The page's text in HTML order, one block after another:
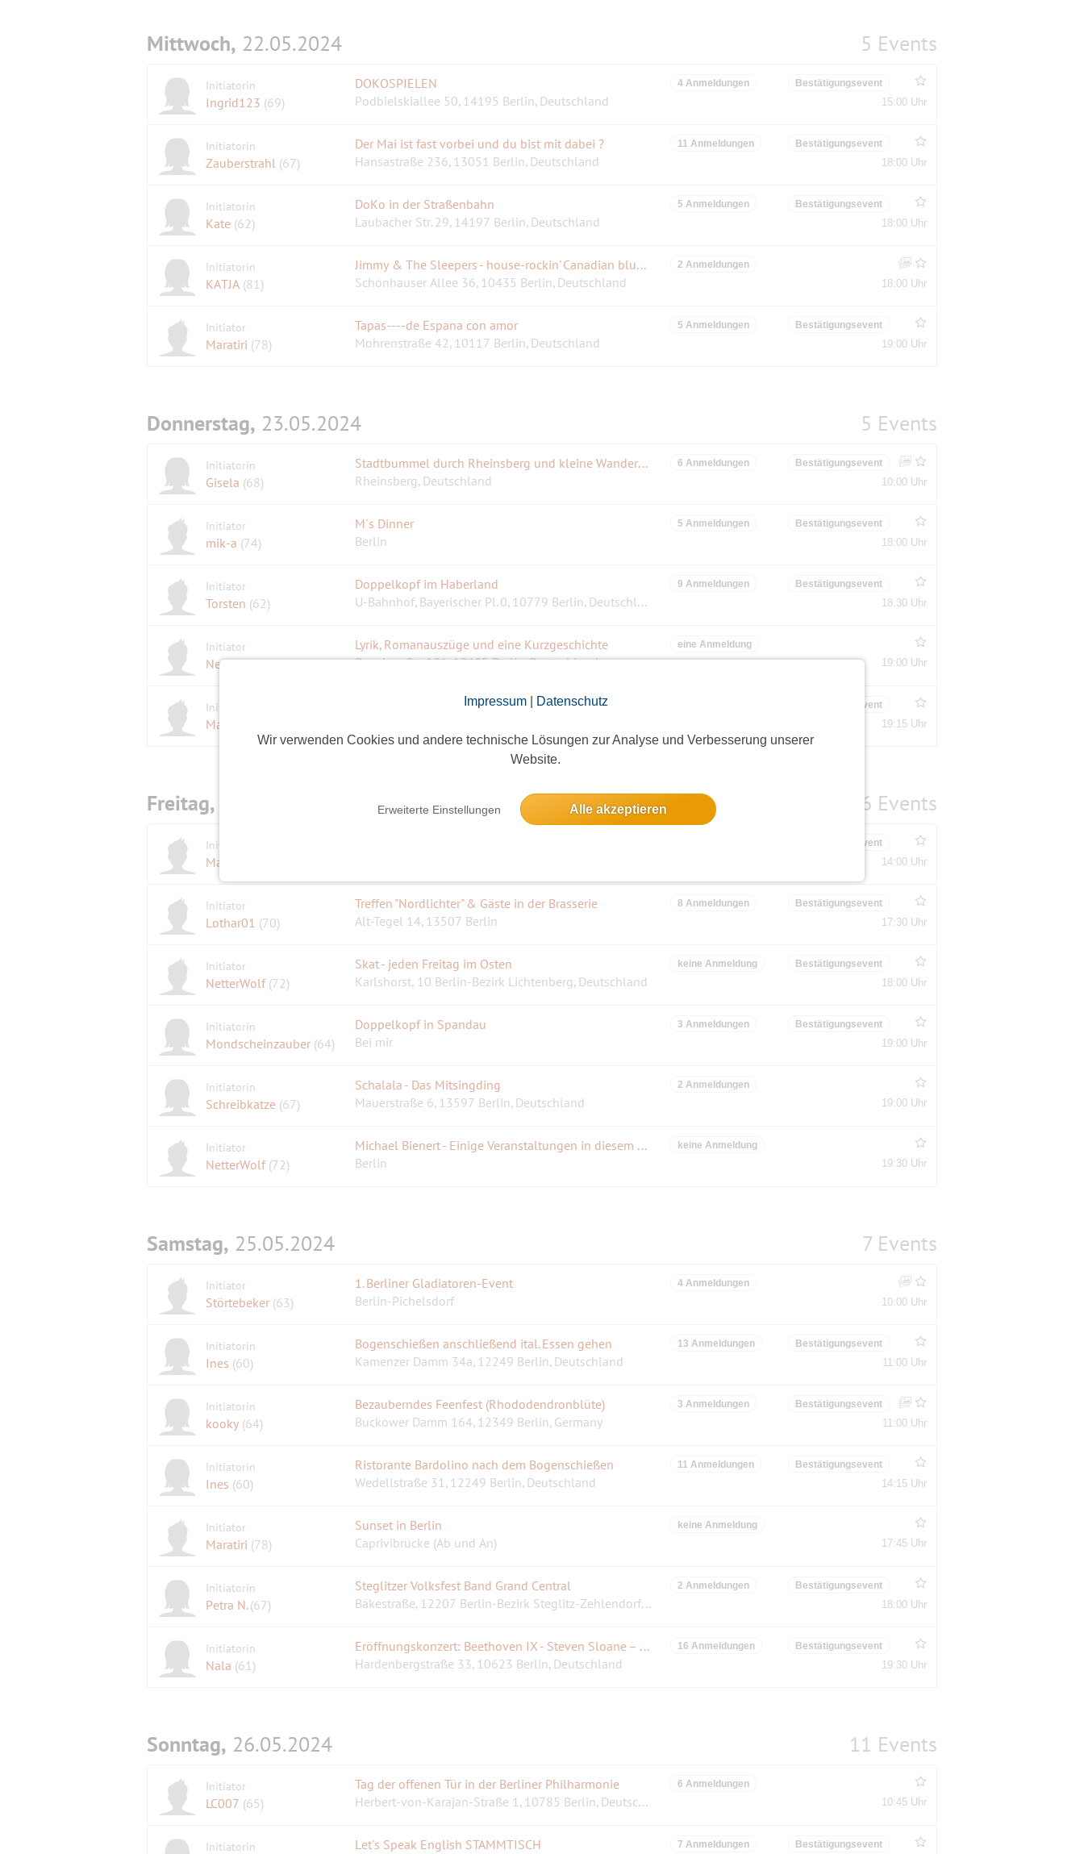
Impressum| Datenschutz
Wir verwenden Cookies und andere technische Lösungen zur Analyse und Verbesserung unserer
Website.
Erweiterte Einstellungen Alle akzeptieren
Mittwoch, 22.05.2024 5 Events
Initiatorin
Ingrid123 (69)
DOKOSPIELEN
Podbielskiallee 50, 14195 Berlin, Deutschland
4 Anmeldungen Bestätigungsevent
15:00 Uhr
Initiatorin
Zauberstrahl (67)
Der Mai ist fast vorbei und du bist mit dabei ?
Hansastraße 236, 13051 Berlin, Deutschland
11 Anmeldungen Bestätigungsevent
18:00 Uhr
Initiatorin
Kate (62)
DoKo in der Straßenbahn
Laubacher Str. 29, 14197 Berlin, Deutschland
5 Anmeldungen Bestätigungsevent
18:00 Uhr
Initiatorin
KATJA (81)
Jimmy & The Sleepers - house-rockin' Canadian blues - im SODA Club Biergarten-30 Jahre Speiches R&B
Schönhauser Allee 36, 10435 Berlin, Deutschland
2 Anmeldungen
18:00 Uhr
Initiator
Maratiri (78)
Tapas----de Espana con amor
Mohrenstraße 42, 10117 Berlin, Deutschland
5 Anmeldungen Bestätigungsevent
19:00 Uhr
Donnerstag, 23.05.2024 5 Events
Initiatorin
Gisela (68)
Stadtbummel durch Rheinsberg und kleine Wanderung am See
Rheinsberg, Deutschland
6 Anmeldungen Bestätigungsevent
10:00 Uhr
Initiator
mik-a (74)
M´s Dinner
Berlin
5 Anmeldungen Bestätigungsevent
18:00 Uhr
Initiator
Torsten (62)
Doppelkopf im Haberland
U-Bahnhof, Bayerischer Pl. 0, 10779 Berlin, Deutschland
9 Anmeldungen Bestätigungsevent
18:30 Uhr
Initiator
NetterWolf (72)
Lyrik, Romanauszüge und eine Kurzgeschichte
Danziger Str. 101, 10405 Berlin, Deutschland
eine Anmeldung
19:00 Uhr
Initiator
Maratiri
The Swinging Hermlins
Bestätigungsevent
19:15 Uhr
Freitag, 6 Events
Initiator
Maratiri
Bestätigungsevent
14:00 Uhr
Initiator
Lothar01 (70)
Treffen "Nordlichter" & Gäste in der Brasserie
Alt-Tegel 14, 13507 Berlin
8 Anmeldungen Bestätigungsevent
17:30 Uhr
Initiator
NetterWolf (72)
Skat - jeden Freitag im Osten
Karlshorst, 10 Berlin-Bezirk Lichtenberg, Deutschland
keine Anmeldung Bestätigungsevent
18:00 Uhr
Initiatorin
Mondscheinzauber (64)
Doppelkopf in Spandau
Bei mir
3 Anmeldungen Bestätigungsevent
19:00 Uhr
Initiatorin
Schreibkatze (67)
Schalala - Das Mitsingding
Mauerstraße 6, 13597 Berlin, Deutschland
2 Anmeldungen
19:00 Uhr
Initiator
NetterWolf (72)
Michael Bienert - Einige Veranstaltungen in diesem Sommer
Berlin
keine Anmeldung
19:30 Uhr
Samstag, 25.05.2024 7 Events
Initiator
Störtebeker (63)
1. Berliner Gladiatoren-Event
Berlin-Pichelsdorf
4 Anmeldungen
10:00 Uhr
Initiatorin
Ines (60)
Bogenschießen anschließend ital. Essen gehen
Kamenzer Damm 34a, 12249 Berlin, Deutschland
13 Anmeldungen Bestätigungsevent
11:00 Uhr
Initiatorin
kooky (64)
Bezauberndes Feenfest (Rhododendronblüte)
Buckower Damm 164, 12349 Berlin, Germany
3 Anmeldungen Bestätigungsevent
11:00 Uhr
Initiatorin
Ines (60)
Ristorante Bardolino nach dem Bogenschießen
Wedellstraße 31, 12249 Berlin, Deutschland
11 Anmeldungen Bestätigungsevent
14:15 Uhr
Initiator
Maratiri (78)
Sunset in Berlin
Caprivibrücke (Ab und An)
keine Anmeldung
17:45 Uhr
Initiatorin
Petra N. (67)
Steglitzer Volksfest Band Grand Central
Bäkestraße, 12207 Berlin-Bezirk Steglitz-Zehlendorf, Deutschland
2 Anmeldungen Bestätigungsevent
18:00 Uhr
Initiatorin
Nala (61)
Eröffnungskonzert: Beethoven IX - Steven Sloane – crescendo
Hardenbergstraße 33, 10623 Berlin, Deutschland
16 Anmeldungen Bestätigungsevent
19:30 Uhr
Sonntag, 26.05.2024 11 Events
Initiator
LC007 (65)
Tag der offenen Tür in der Berliner Philharmonie
Herbert-von-Karajan-Straße 1, 10785 Berlin, Deutschland
6 Anmeldungen
10:45 Uhr
Initiatorin
Let's Speak English STAMMTISCH
7 Anmeldungen Bestätigungsevent